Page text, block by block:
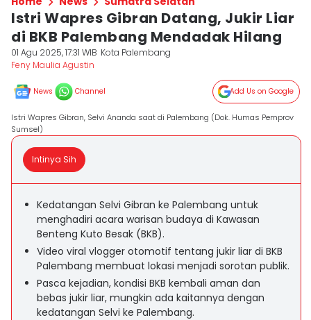
Istri Wapres Gibran Datang, Jukir Liar
di BKB Palembang Mendadak Hilang
01 Agu 2025, 17:31 WIB Kota Palembang
Feny Maulia Agustin
News Channel Add Us on Google
Istri Wapres Gibran, Selvi Ananda saat di Palembang (Dok. Humas Pemprov
Sumsel)
Intinya Sih
Kedatangan Selvi Gibran ke Palembang untuk
menghadiri acara warisan budaya di Kawasan
Benteng Kuto Besak (BKB).
Video viral vlogger otomotif tentang jukir liar di BKB
Palembang membuat lokasi menjadi sorotan publik.
Pasca kejadian, kondisi BKB kembali aman dan
bebas jukir liar, mungkin ada kaitannya dengan
kedatangan Selvi ke Palembang.